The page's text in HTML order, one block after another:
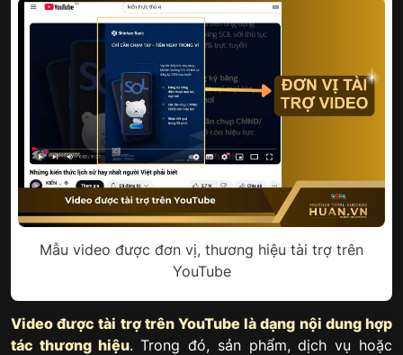
Mẫu video được đơn vị, thương hiệu tài trợ trên
YouTube
Video được tài trợ trên YouTube là dạng nội dung hợp
tác thương hiệu. Trong đó, sản phẩm, dịch vụ hoặc